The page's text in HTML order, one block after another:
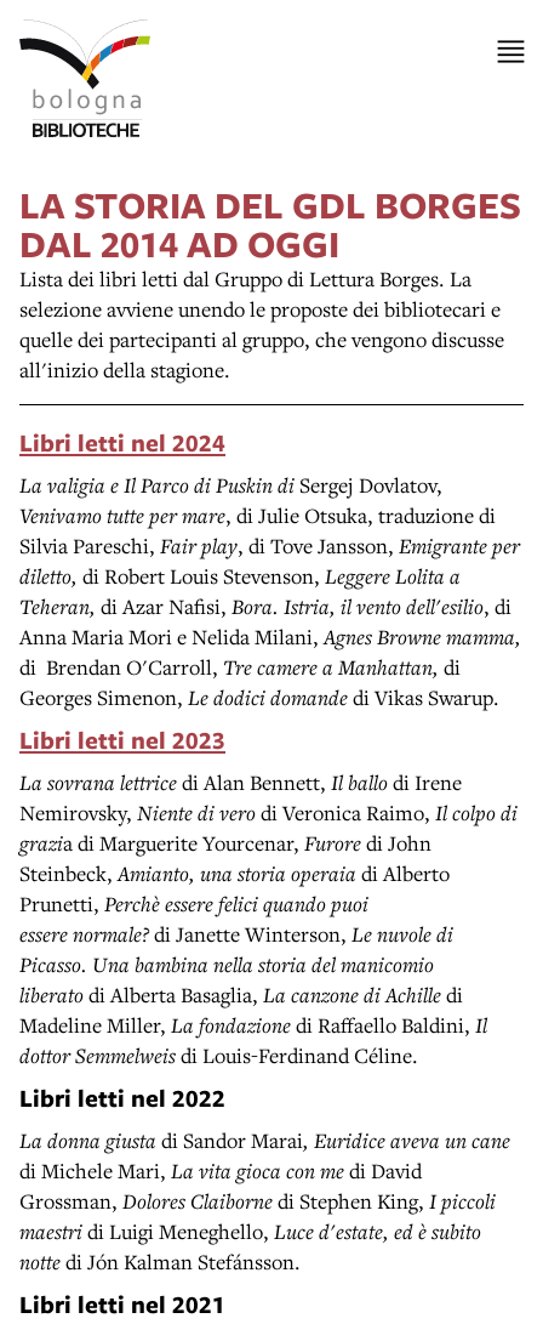
LA STORIA DEL GDL BORGES
DAL 2014 AD OGGI
Lista dei libri letti dal Gruppo di Lettura Borges. La
selezione avviene unendo le proposte dei bibliotecari e
quelle dei partecipanti al gruppo, che vengono discusse
all'inizio della stagione.
Libri letti nel 2024
La valigia e Il Parco di Puskin diSergej Dovlatov,
Venivamo tutte per mare, di Julie Otsuka, traduzione di
Silvia Pareschi, Fair play, di Tove Jansson, Emigrante per
diletto, di Robert Louis Stevenson, Leggere Lolita a
Teheran, di Azar Nafisi, Bora. Istria, il vento dell'esilio, di
Anna Maria Mori e Nelida Milani,Agnes Browne mamma,
di Brendan O'Carroll, Tre camere a Manhattan, di
Georges Simenon, Le dodici domandediVikas Swarup.
Libri letti nel 2023
La sovrana lettricedi Alan Bennett, Ilballodi Irene
Nemirovsky, Niente di verodi Veronica Raimo, Il colpo di
grazia di Marguerite Yourcenar, Furoredi John
Steinbeck,Amianto, una storia operaia di Alberto
Prunetti, Perchè essere felici quando puoi
esserenormale?di Janette Winterson, Le nuvole di
Picasso. Una bambina nella storia del manicomio
liberatodi Alberta Basaglia, La canzone di Achilledi
Madeline Miller, La fondazionedi Raffaello Baldini, Il
dottor Semmelweisdi Louis-Ferdinand Céline.
Libri letti nel 2022
La donna giusta di Sandor Marai, Euridice aveva un cane
di Michele Mari, La vita gioca con medi David
Grossman, Dolores Claibornedi Stephen King, I piccoli
maestridi Luigi Meneghello, Luce d'estate, ed è subito
nottedi Jón Kalman Stefánsson.
Libri letti nel 2021